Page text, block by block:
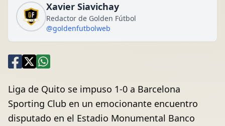
Xavier Siavichay
Redactor de Golden Fútbol
@goldenfutbolweb
Liga de Quito se impuso 1-0 a Barcelona
Sporting Club en un emocionante encuentro
disputado en el Estadio Monumental Banco